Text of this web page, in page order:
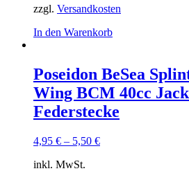
zzgl. Versandkosten
In den Warenkorb
Poseidon BeSea
Wing BCM 40cc
Federstecke
4,95 € – 5,50 €
inkl. MwSt.